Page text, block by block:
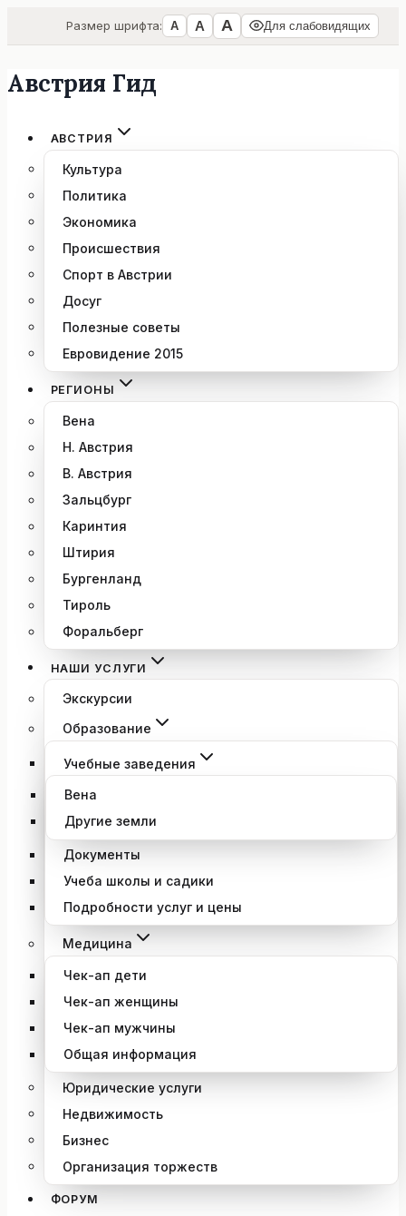
Размер шрифта: А А А Для слабовидящих
Перейти
содержимому
Австрия Гид
АВСТРИЯ
Культура
Политика
Экономика
Происшествия
Спорт в Австрии
Досуг
Полезные советы
Евровидение 2015
РЕГИОНЫ
Вена
Н. Австрия
В. Австрия
Зальцбург
Каринтия
Штирия
Бургенланд
Тироль
Форальберг
НАШИ УСЛУГИ
Экскурсии
Образование
Учебные заведения
Вена
Другие земли
Документы
Учеба школы и садики
Подробности услуг и цены
Медицина
Чек-ап дети
Чек-ап женщины
Чек-ап мужчины
Общая информация
Юридические услуги
Недвижимость
Бизнес
Организация торжеств
ФОРУМ